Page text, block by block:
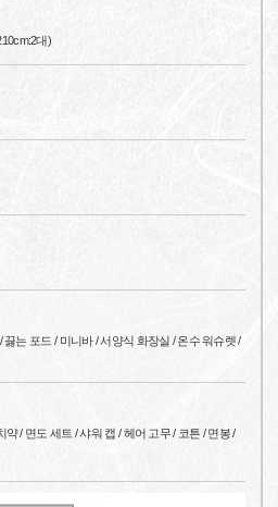
대)
는 포드 / 미니바 / 서양식 화장실 / 온수 워슈렛 /
/ 면도 세트 / 샤워 캡 / 헤어 고무 / 코튼 / 면봉 /